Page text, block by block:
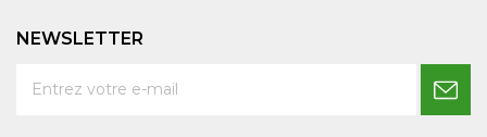
NEWSLETTER